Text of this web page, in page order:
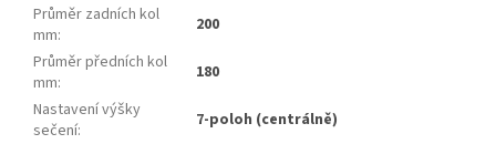
Průměr zadních kol
mm:
200
Průměr předních kol
mm:
180
Nastavení výšky
sečení:
7-poloh (centrálně)